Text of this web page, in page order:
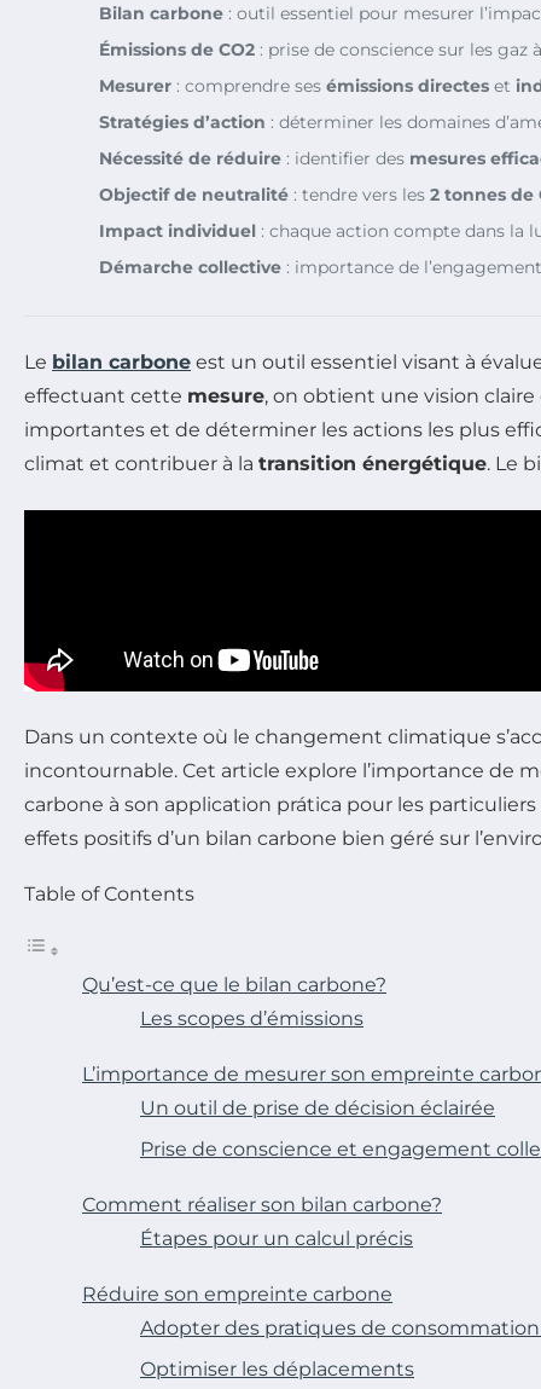
Bilan carbone : outil essentiel pour mesurer
Émissions de CO2 : prise de conscience sur les gaz
Mesurer : comprendre ses émissions directes et
Stratégies d’action : déterminer les domaines
Nécessité de réduire : identifier des mesures
Objectif de neutralité : tendre vers les 2 tonnes de
Impact individuel : chaque action compte dans la
Démarche collective : importance de
Le bilan carbone est un outil essentiel visant à
effectuant cette mesure, on obtient une vision
importantes et de déterminer les actions les plus
climat et contribuer à la transition énergétique. Le
Dans un contexte où le changement climatique
incontournable. Cet article explore l’importance de
carbone à son application prática pour les
effets positifs d’un bilan carbone bien géré sur
Table of Contents
Qu’est-ce que le bilan carbone?
Les scopes d’émissions
L’importance de mesurer son empreinte
Un outil de prise de décision éclairée
Prise de conscience et engagement
Comment réaliser son bilan carbone?
Étapes pour un calcul précis
Réduire son empreinte carbone
Adopter des pratiques de
Optimiser les déplacements